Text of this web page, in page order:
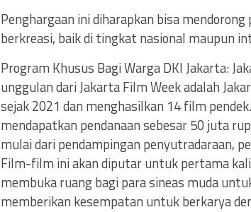
Penghargaan ini diharapkan bisa
berkreasi, baik di tingkat nasional maupun
Program Khusus Bagi Warga DKI Jakarta:
unggulan dari Jakarta Film Week adalah
sejak 2021 dan menghasilkan 14 film
mendapatkan pendanaan sebesar 50 juta
mulai dari pendampingan penyutradaraan,
Film-film ini akan diputar untuk pertama
membuka ruang bagi para sineas muda
memberikan kesempatan untuk berkarya